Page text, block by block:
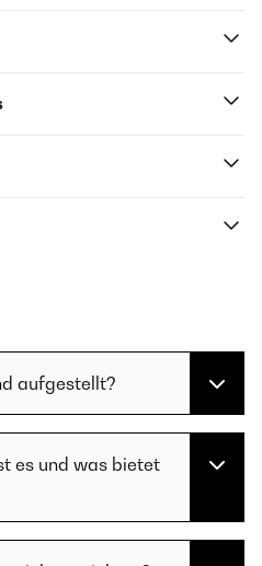
aufgestellt?
es und was bietet